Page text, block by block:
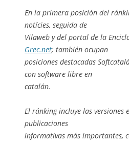
En la primera posición del
notícies, seguida de
Vilaweb y del portal de la
Grec.net; también ocupan
posiciones destacadas
con software libre en
catalán.
El ránking incluye las versiones
publicaciones
informativas más importantes,